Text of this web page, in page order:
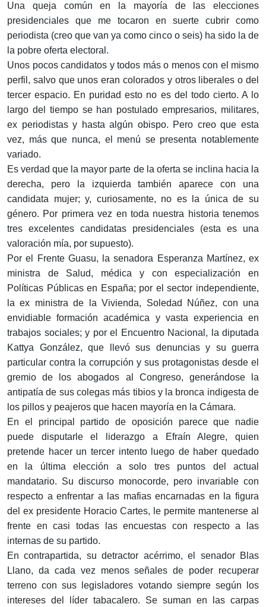
Una queja común en la mayoría de las elecciones
presidenciales que me tocaron en suerte cubrir como
periodista (creo que van ya como cinco o seis) ha sido la de
la pobre oferta electoral.
Unos pocos candidatos y todos más o menos con el mismo
perfil, salvo que unos eran colorados y otros liberales o del
tercer espacio. En puridad esto no es del todo cierto. A lo
largo del tiempo se han postulado empresarios, militares,
ex periodistas y hasta algún obispo. Pero creo que esta
vez, más que nunca, el menú se presenta notablemente
variado.
Es verdad que la mayor parte de la oferta se inclina hacia la
derecha, pero la izquierda también aparece con una
candidata mujer; y, curiosamente, no es la única de su
género. Por primera vez en toda nuestra historia tenemos
tres excelentes candidatas presidenciales (esta es una
valoración mía, por supuesto).
Por el Frente Guasu, la senadora Esperanza Martínez, ex
ministra de Salud, médica y con especialización en
Políticas Públicas en España; por el sector independiente,
la ex ministra de la Vivienda, Soledad Núñez, con una
envidiable formación académica y vasta experiencia en
trabajos sociales; y por el Encuentro Nacional, la diputada
Kattya González, que llevó sus denuncias y su guerra
particular contra la corrupción y sus protagonistas desde el
gremio de los abogados al Congreso, generándose la
antipatía de sus colegas más tibios y la bronca indigesta de
los pillos y peajeros que hacen mayoría en la Cámara.
En el principal partido de oposición parece que nadie
puede disputarle el liderazgo a Efraín Alegre, quien
pretende hacer un tercer intento luego de haber quedado
en la última elección a solo tres puntos del actual
mandatario. Su discurso monocorde, pero invariable con
respecto a enfrentar a las mafias encarnadas en la figura
del ex presidente Horacio Cartes, le permite mantenerse al
frente en casi todas las encuestas con respecto a las
internas de su partido.
En contrapartida, su detractor acérrimo, el senador Blas
Llano, da cada vez menos señales de poder recuperar
terreno con sus legisladores votando siempre según los
intereses del líder tabacalero. Se suman en las carpas